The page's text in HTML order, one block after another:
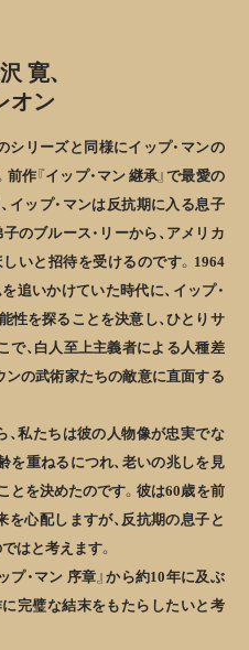
寛、
オン
シリーズと同様にイップ・マンの
作『イップ・マン 継承』で最愛の
イップ・マンは反抗期に入る息子
のブルース・リーから、アメリカ
いと招待を受けるのです。1964
追いかけていた時代に、イップ・
性を探ることを決意し、ひとりサ
で、白人至上主義者による人種差
ンの武術家たちの敵意に直面する
、私たちは彼の人物像が忠実でな
を重ねるにつれ、老いの兆しを見
とを決めたのです。彼は60歳を前
を心配しますが、反抗期の息子と
はと考えます。
プ・マン 序章』から約10年に及ぶ
完璧な結末をもたらしたいと考